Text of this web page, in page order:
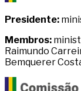
Presidente:
Membros:
Raimundo
Bemquerer